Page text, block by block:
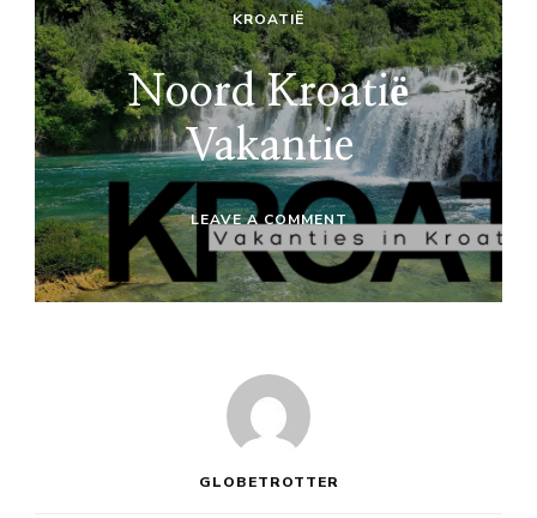
KROATIË
Noord Kroatië
Vakantie
LEAVE A COMMENTON
NOORD
KROATIË
VAKANTIE
GLOBETROTTER